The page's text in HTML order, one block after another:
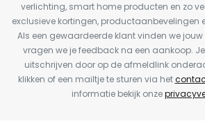
verlichting, smart home producten en zo
exclusieve kortingen, productaanbevelingen
Als een gewaardeerde klant vinden we
vragen we je feedback na een aankoop.
uitschrijven door op de afmeldlink
klikken of een mailtje te sturen via het
informatie bekijk onze